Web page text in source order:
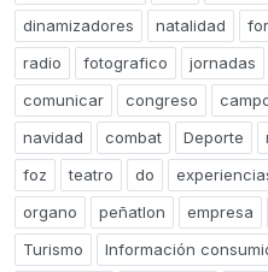
dinamizadores
natalidad
radio
fotografico jornadas
comunicar
congreso
navidad
combat Deporte
foz
teatro do
organo
peñatlon empresa
Turismo
Información